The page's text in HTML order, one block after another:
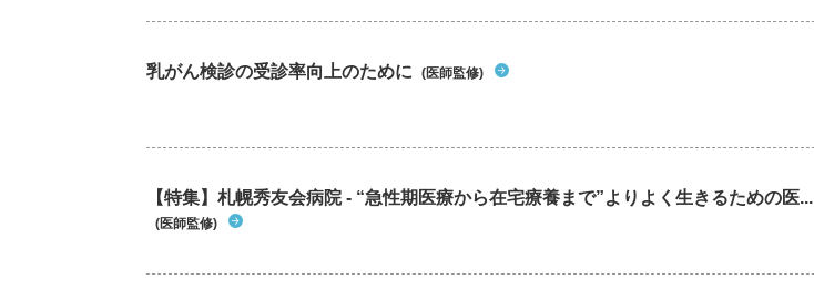
乳がん検診の受診率向上のために (医師監修)
【特集】札幌秀友会病院 - “急性期医療から在宅療養まで”よりよく生きるための医...
(医師監修)